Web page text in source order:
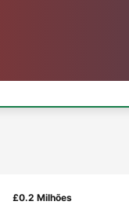
£0.2 Milhões